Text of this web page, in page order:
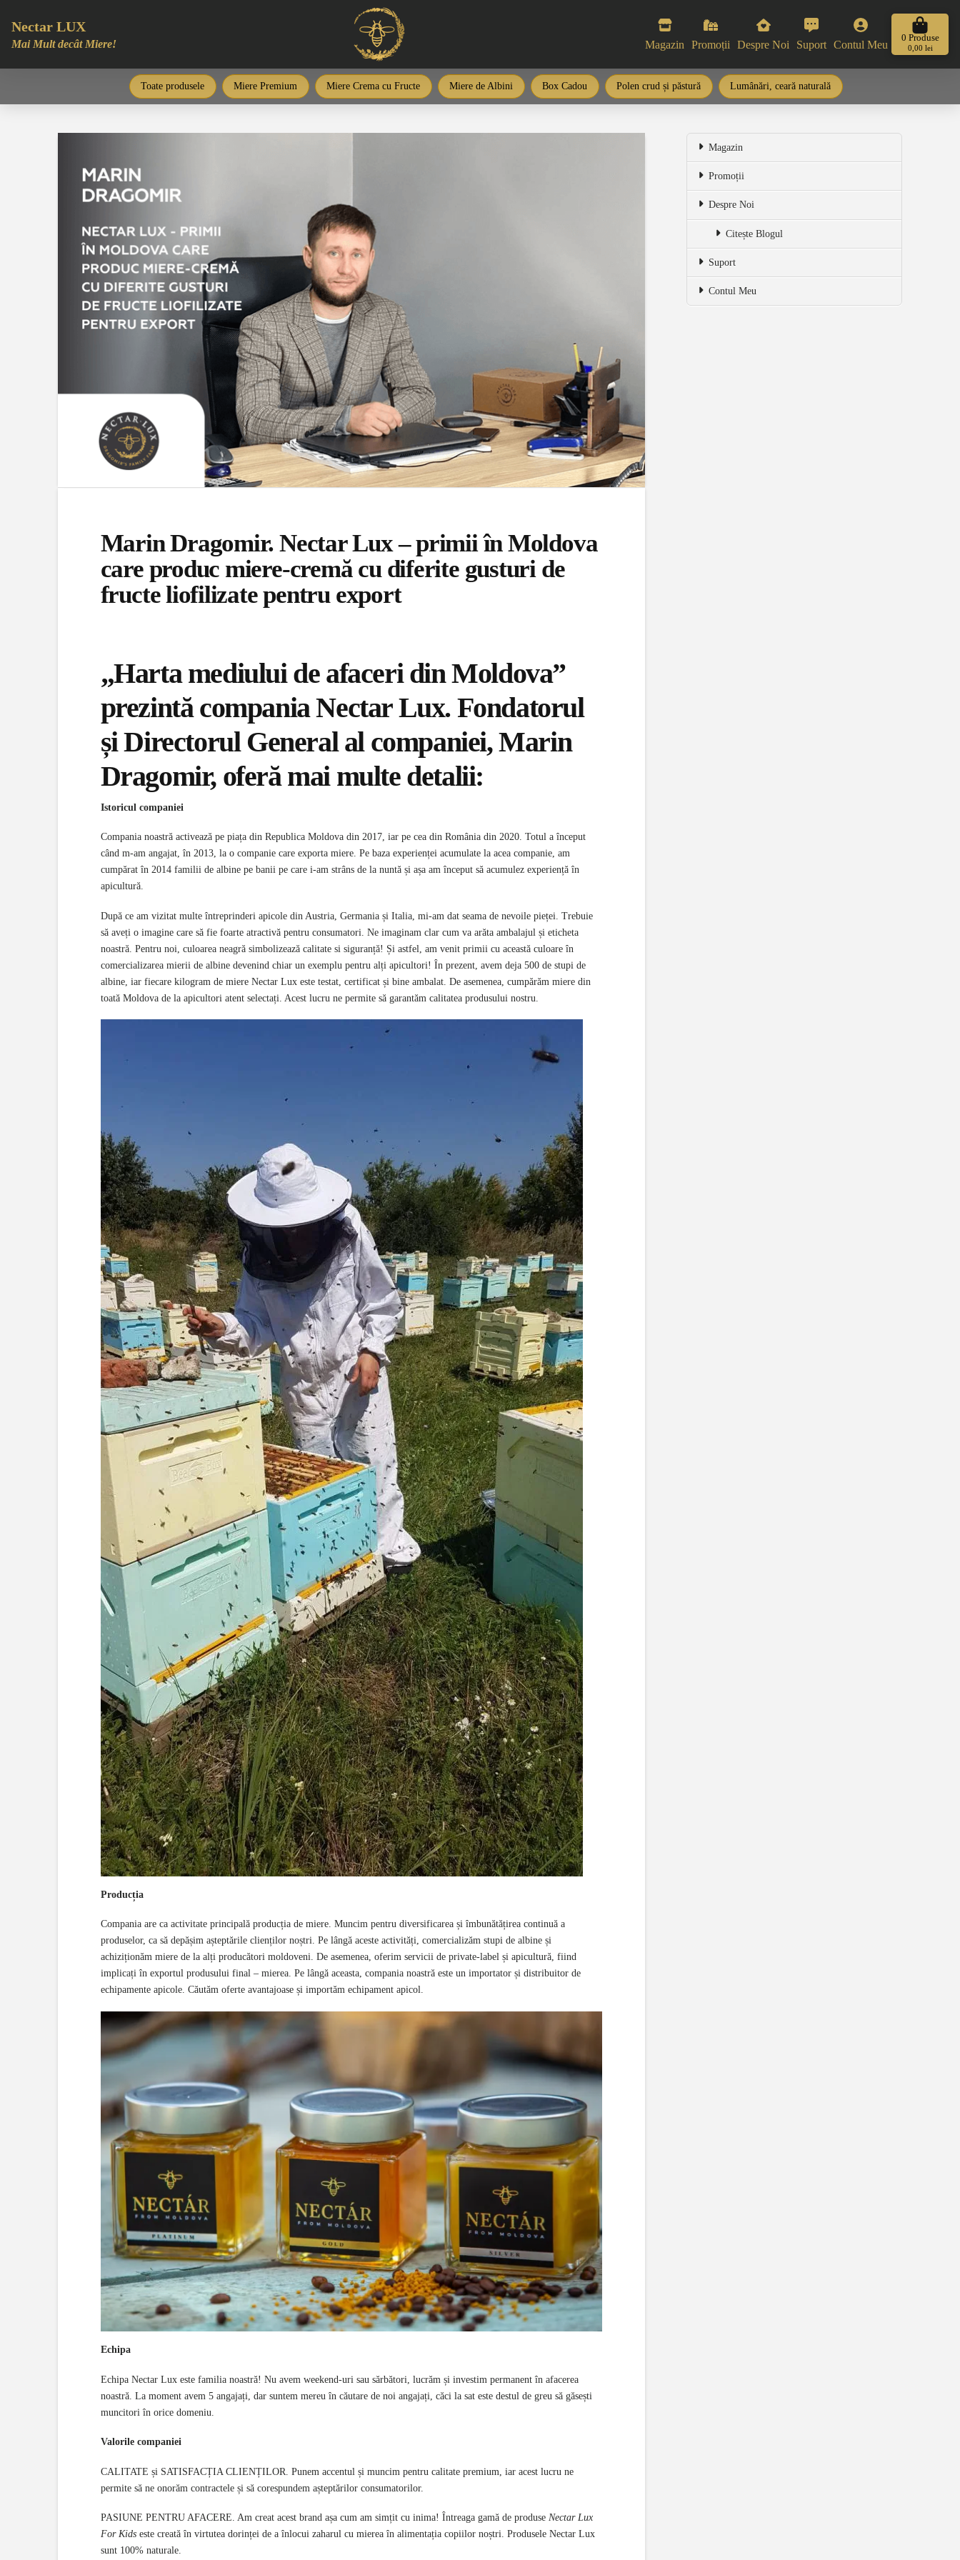
Nectar LUX
Mai Mult decât Miere! Magazin Promoții Despre Noi Suport Contul Meu
0 Produse
0,00 lei
Toate produsele Miere Premium Miere Crema cu Fructe Miere de Albini Box Cadou Polen crud și păstură Lumânări, ceară naturală
Marin Dragomir. Nectar Lux – primii în Moldova
care produc miere-cremă cu diferite gusturi de
fructe liofilizate pentru export
„Harta mediului de afaceri din Moldova”
prezintă compania Nectar Lux. Fondatorul
și Directorul General al companiei, Marin
Dragomir, oferă mai multe detalii:
Istoricul companiei
Compania noastră activează pe piața din Republica Moldova din 2017, iar pe cea din România din 2020. Totul a început
când m-am angajat, în 2013, la o companie care exporta miere. Pe baza experienței acumulate la acea companie, am
cumpărat în 2014 familii de albine pe banii pe care i-am strâns de la nuntă și așa am început să acumulez experiență în
apicultură.
După ce am vizitat multe întreprinderi apicole din Austria, Germania și Italia, mi-am dat seama de nevoile pieței. Trebuie
să aveți o imagine care să fie foarte atractivă pentru consumatori. Ne imaginam clar cum va arăta ambalajul și eticheta
noastră. Pentru noi, culoarea neagră simbolizează calitate si siguranță! Și astfel, am venit primii cu această culoare în
comercializarea mierii de albine devenind chiar un exemplu pentru alți apicultori! În prezent, avem deja 500 de stupi de
albine, iar fiecare kilogram de miere Nectar Lux este testat, certificat și bine ambalat. De asemenea, cumpărăm miere din
toată Moldova de la apicultori atent selectați. Acest lucru ne permite să garantăm calitatea produsului nostru.
Producția
Compania are ca activitate principală producția de miere. Muncim pentru diversificarea și îmbunătățirea continuă a
produselor, ca să depășim așteptările clienților noștri. Pe lângă aceste activități, comercializăm stupi de albine și
achiziționăm miere de la alți producători moldoveni. De asemenea, oferim servicii de private-label și apicultură, fiind
implicați în exportul produsului final – mierea. Pe lângă aceasta, compania noastră este un importator și distribuitor de
echipamente apicole. Căutăm oferte avantajoase și importăm echipament apicol.
Echipa
Echipa Nectar Lux este familia noastră! Nu avem weekend-uri sau sărbători, lucrăm și investim permanent în afacerea
noastră. La moment avem 5 angajați, dar suntem mereu în căutare de noi angajați, căci la sat este destul de greu să găsești
muncitori în orice domeniu.
Valorile companiei
CALITATE și SATISFACȚIA CLIENȚILOR. Punem accentul și muncim pentru calitate premium, iar acest lucru ne
permite să ne onorăm contractele și să corespundem așteptărilor consumatorilor.
PASIUNE PENTRU AFACERE. Am creat acest brand așa cum am simțit cu inima! Întreaga gamă de produse Nectar Lux
For Kidseste creată în virtutea dorinței de a înlocui zaharul cu mierea în alimentația copiilor noștri. Produsele Nectar Lux
sunt 100% naturale.
Magazin
Promoții
Despre Noi
Citește Blogul
Suport
Contul Meu